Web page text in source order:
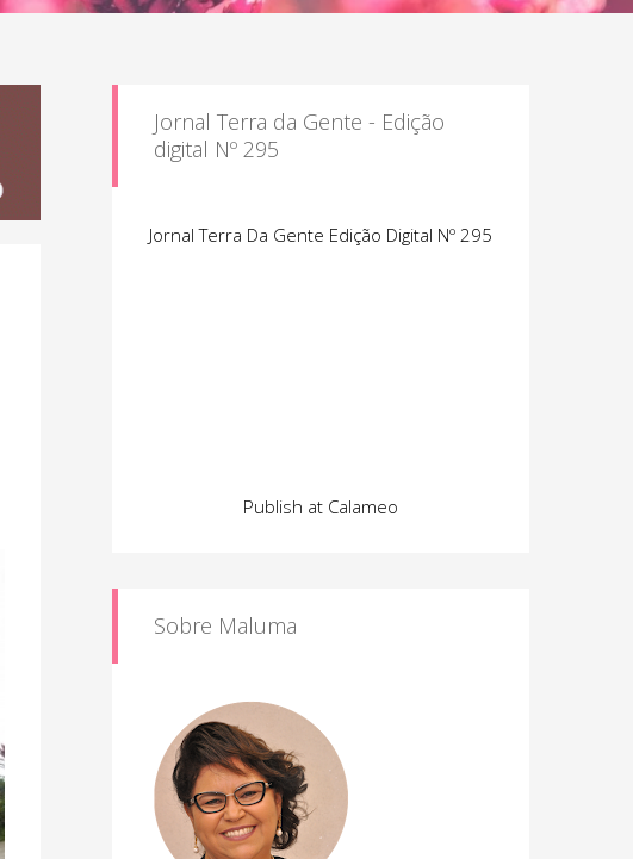
Jornal Terra da Gente - Edição
digital Nº 295
Jornal Terra Da Gente Edição Digital Nº 295
Publish at Calameo
Sobre Maluma